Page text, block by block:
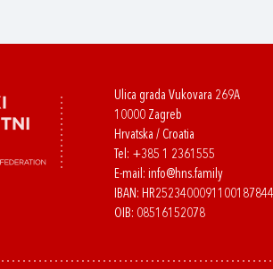
Ulica grada Vukovara 269A
10000 Zagreb
Hrvatska / Croatia
Tel: +385 1 2361555
E-mail: info@hns.family
IBAN: HR2523400091100187844
OIB: 08516152078